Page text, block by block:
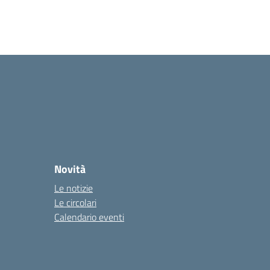
Novità
Le notizie
Le circolari
Calendario eventi